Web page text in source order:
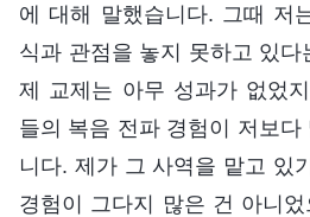
에 대해 말했습니다. 그때 저
식과 관점을 놓지 못하고 있
제 교제는 아무 성과가 없었
들의 복음 전파 경험이 저보
니다. 제가 그 사역을 맡고 있
경험이 그다지 많은 건 아니